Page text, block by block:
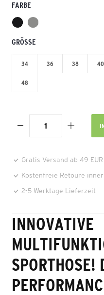
FARBE
GRÖSSE
34 36 38 40
48
Gratis Versand ab 49
Kostenfreie Retoure
2-5 Werktage Lieferzeit
INNOVATIVE
SPORTHOSE!